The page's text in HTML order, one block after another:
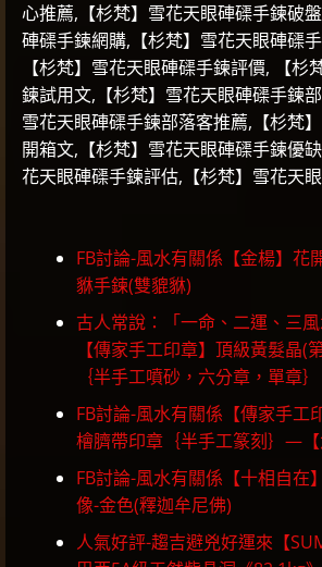
心推薦,【杉梵】雪花天眼硨磲手鍊破
硨磲手鍊網購,【杉梵】雪花天眼硨磲
【杉梵】雪花天眼硨磲手鍊評價, 【杉
鍊試用文,【杉梵】雪花天眼硨磲手鍊部
雪花天眼硨磲手鍊部落客推薦,【杉梵
開箱文,【杉梵】雪花天眼硨磲手鍊優
花天眼硨磲手鍊評估,【杉梵】雪花天
FB討論-風水有關係【金楊】花
貅手鍊(雙貔貅)
古人常說：「一命、二運、三
【傳家手工印章】頂級黃髮晶(
｛半手工噴砂，六分章，單章｝
FB討論-風水有關係【傳家手工
檜臍帶印章｛半手工篆刻｝—【
FB討論-風水有關係【十相自在
像-金色(釋迦牟尼佛)
人氣好評-趨吉避兇好運來【